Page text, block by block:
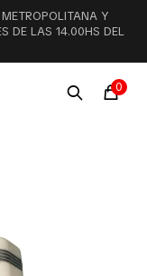
Y
DE LAS 14.00HS DEL
0
MI CUENTA